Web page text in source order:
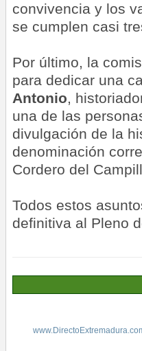
convivencia y los
se cumplen casi
Por último, la
para dedicar una
Antonio,
una de las
divulgación de la
denominación
Cordero del
Todos estos
definitiva al Pleno